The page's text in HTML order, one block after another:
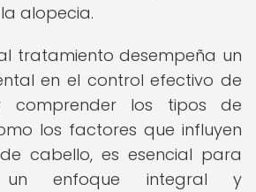
alopecia.
tratamiento desempeña un
en el control efectivo de
comprender los tipos de
los factores que influyen
cabello, es esencial para
un enfoque integral y